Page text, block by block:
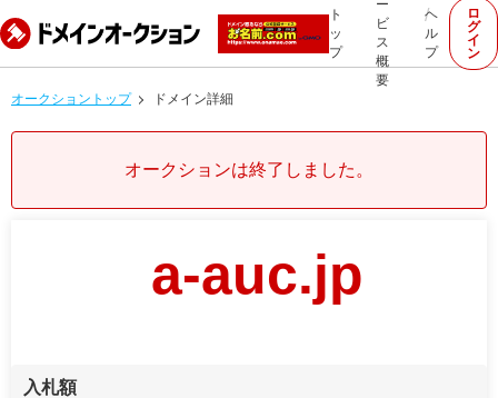
ト
ッ
プ
ー
ビ
ス
概
要
ヘ
ル
プ
ロ
グ
イ
ン
オークショントップ ドメイン詳細
オークションは終了しました。
a-auc.jp
入札額